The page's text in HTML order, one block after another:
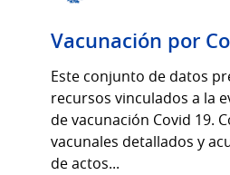
Vacunación por
Este conjunto de datos
recursos vinculados a la
de vacunación Covid 19.
vacunales detallados y
de actos...